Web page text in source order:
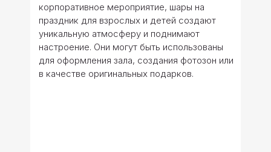
корпоративное мероприятие, шары на
праздник для взрослых и детей создают
уникальную атмосферу и поднимают
настроение. Они могут быть использованы
для оформления зала, создания фотозон или
в качестве оригинальных подарков.